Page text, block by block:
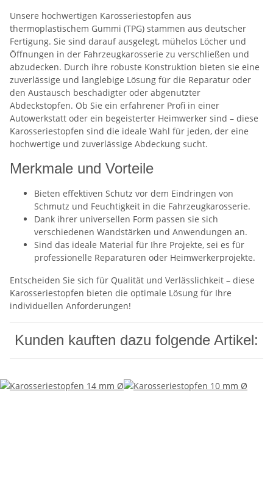
Unsere hochwertigen Karosseriestopfen aus
thermoplastischem Gummi (TPG) stammen aus deutscher
Fertigung. Sie sind darauf ausgelegt, mühelos Löcher und
Öffnungen in der Fahrzeugkarosserie zu verschließen und
abzudecken. Durch ihre robuste Konstruktion bieten sie eine
zuverlässige und langlebige Lösung für die Reparatur oder
den Austausch beschädigter oder abgenutzter
Abdeckstopfen. Ob Sie ein erfahrener Profi in einer
Autowerkstatt oder ein begeisterter Heimwerker sind – diese
Karosseriestopfen sind die ideale Wahl für jeden, der eine
hochwertige und zuverlässige Abdeckung sucht.
Merkmale und Vorteile
Bieten effektiven Schutz vor dem Eindringen von
Schmutz und Feuchtigkeit in die Fahrzeugkarosserie.
Dank ihrer universellen Form passen sie sich
verschiedenen Wandstärken und Anwendungen an.
Sind das ideale Material für Ihre Projekte, sei es für
professionelle Reparaturen oder Heimwerkerprojekte.
Entscheiden Sie sich für Qualität und Verlässlichkeit – diese
Karosseriestopfen bieten die optimale Lösung für Ihre
individuellen Anforderungen!
Kunden kauften dazu folgende Artikel: